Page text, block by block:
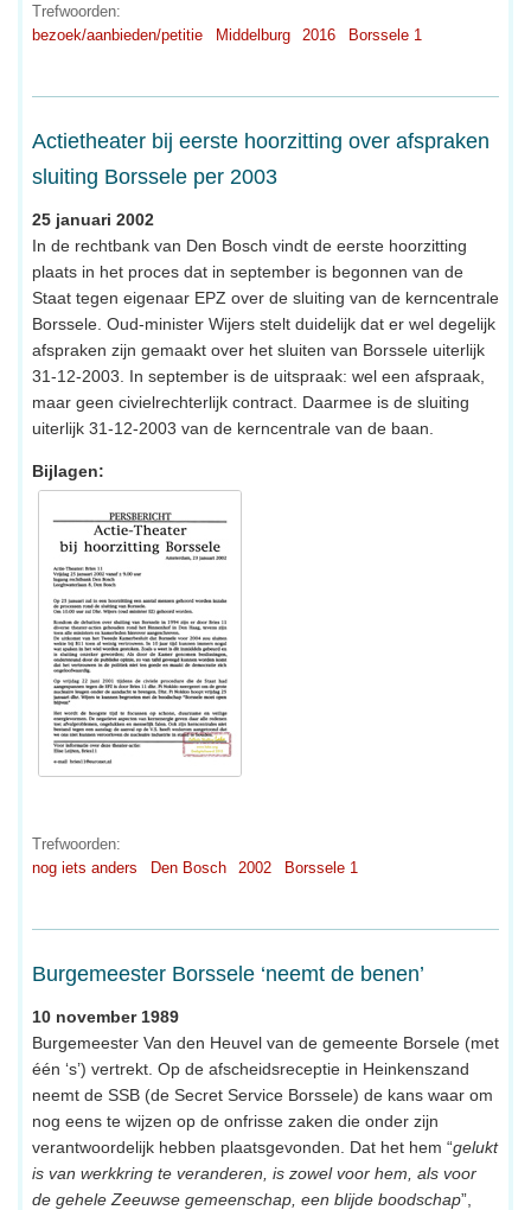
Trefwoorden:
bezoek/aanbieden/petitie
Middelburg 2016 Borssele 1
Actietheater bij eerste hoorzitting over afspraken
sluiting Borssele per 2003
25 januari 2002
In de rechtbank van Den Bosch vindt de eerste hoorzitting
plaats in het proces dat in september is begonnen van de
Staat tegen eigenaar EPZ over de sluiting van de kerncentrale
Borssele. Oud-minister Wijers stelt duidelijk dat er wel degelijk
afspraken zijn gemaakt over het sluiten van Borssele uiterlijk
31-12-2003. In september is de uitspraak: wel een afspraak,
maar geen civielrechterlijk contract. Daarmee is de sluiting
uiterlijk 31-12-2003 van de kerncentrale van de baan.
Bijlagen:
Trefwoorden:
nog iets anders
Den Bosch 2002 Borssele 1
Burgemeester Borssele ‘neemt de benen’
10 november 1989
Burgemeester Van den Heuvel van de gemeente Borsele (met
één ‘s’) vertrekt. Op de afscheidsreceptie in Heinkenszand
neemt de SSB (de Secret Service Borssele) de kans waar om
nog eens te wijzen op de onfrisse zaken die onder zijn
verantwoordelijk hebben plaatsgevonden. Dat het hem “gelukt
is van werkkring te veranderen, is zowel voor hem, als voor
de gehele Zeeuwse gemeenschap, een blijde boodschap”,